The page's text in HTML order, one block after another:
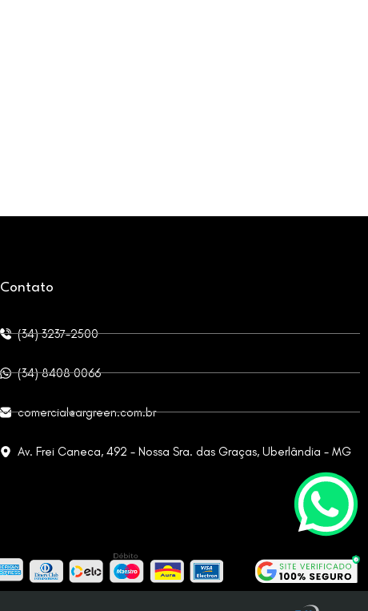
Contato
(34) 3237-2500
(34) 8408 0066
comercial@argreen.com.br
Av. Frei Caneca, 492 - Nossa Sra. das Graças, Uberlândia - MG